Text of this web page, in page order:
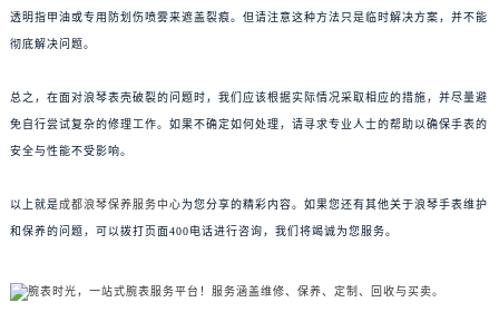
透明指甲油或专用防划伤喷雾来遮盖裂痕。但请注意这种方法只是临时解决方案，并不能
彻底解决问题。
总之，在面对浪琴表壳破裂的问题时，我们应该根据实际情况采取相应的措施，并尽量避
免自行尝试复杂的修理工作。如果不确定如何处理，请寻求专业人士的帮助以确保手表的
安全与性能不受影响。
以上就是成都浪琴保养服务中心为您分享的精彩内容。如果您还有其他关于浪琴手表维护
和保养的问题，可以拨打页面400电话进行咨询，我们将竭诚为您服务。